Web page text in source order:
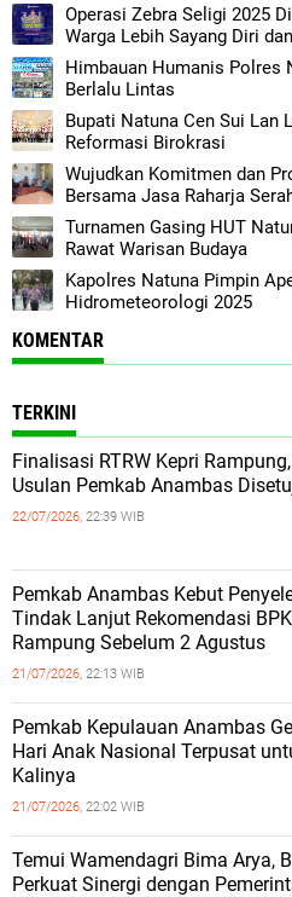
Operasi Zebra Seligi 2025
Warga Lebih Sayang Diri
Himbauan Humanis Polres
Berlalu Lintas
Bupati Natuna Cen Sui Lan
Reformasi Birokrasi
Wujudkan Komitmen dan
Bersama Jasa Raharja
Turnamen Gasing HUT
Rawat Warisan Budaya
Kapolres Natuna Pimpin
Hidrometeorologi 2025
KOMENTAR
TERKINI
Finalisasi RTRW Kepri
Usulan Pemkab Anambas
22/07/2026, 22:39 WIB
Pemkab Anambas Kebut
Tindak Lanjut Rekomendasi
Rampung Sebelum 2 Agustus
21/07/2026, 22:13 WIB
Pemkab Kepulauan Anambas
Hari Anak Nasional Terpusat
Kalinya
21/07/2026, 22:02 WIB
Temui Wamendagri Bima Arya,
Perkuat Sinergi dengan